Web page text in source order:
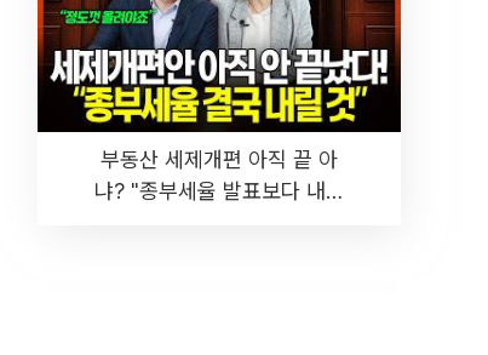
부동산 세제개편 아직 끝 아
냐? "종부세율 발표보다 내릴